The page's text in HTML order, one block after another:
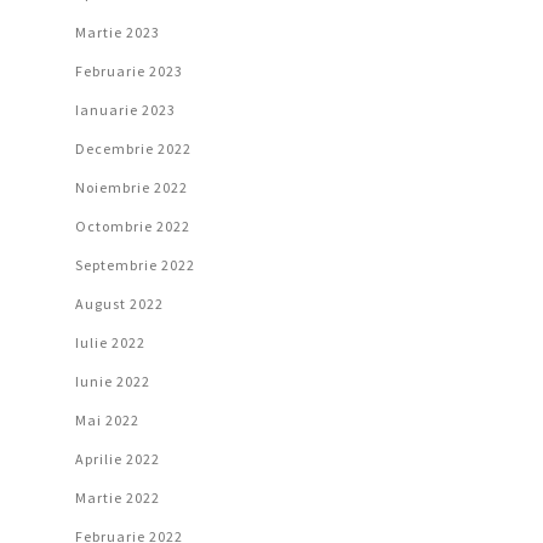
Martie 2023
Februarie 2023
Ianuarie 2023
Decembrie 2022
Noiembrie 2022
Octombrie 2022
Septembrie 2022
August 2022
Iulie 2022
Iunie 2022
Mai 2022
Aprilie 2022
Martie 2022
Februarie 2022